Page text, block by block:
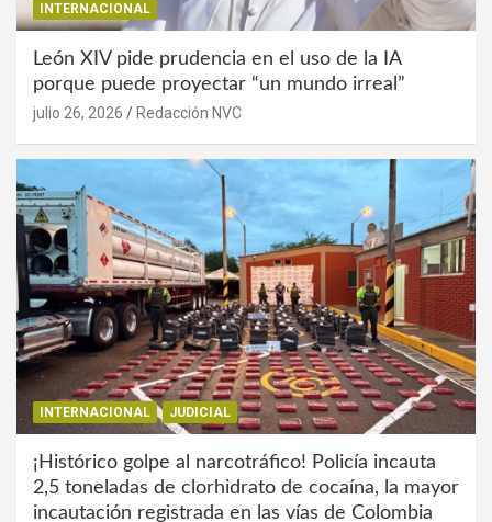
INTERNACIONAL
León XIV pide prudencia en el uso de la IA
porque puede proyectar “un mundo irreal”
julio 26, 2026 Redacción NVC
INTERNACIONAL JUDICIAL
¡Histórico golpe al narcotráfico! Policía incauta
2,5 toneladas de clorhidrato de cocaína, la mayor
incautación registrada en las vías de Colombia